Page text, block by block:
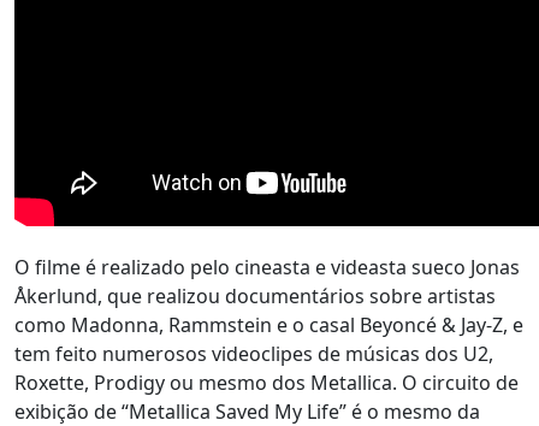
O filme é realizado pelo cineasta e videasta sueco Jonas
Åkerlund, que realizou documentários sobre artistas
como Madonna, Rammstein e o casal Beyoncé & Jay-Z, e
tem feito numerosos videoclipes de músicas dos U2,
Roxette, Prodigy ou mesmo dos Metallica. O circuito de
exibição de “Metallica Saved My Life” é o mesmo da